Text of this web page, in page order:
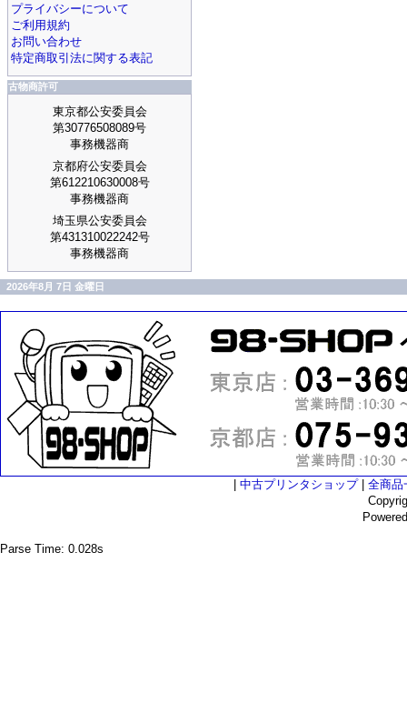
プライバシーについて
ご利用規約
お問い合わせ
特定商取引法に関する表記
古物商許可
東京都公安委員会
第30776508089号
事務機器商
京都府公安委員会
第612210630008号
事務機器商
埼玉県公安委員会
第431310022242号
事務機器商
2026年8月 7日 金曜日
中古プリンタショップ| 全商品
Parse Time: 0.028s